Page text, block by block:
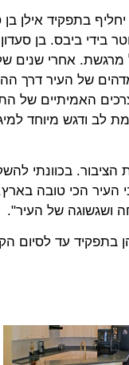
בתפקיד אילן בן
בידי ביבס. בן
מרגשת. אחרי שנים
של העיר דרך
האמיתיים של
לב ודגש מיוחד
הציבור. בכוונתי
העיר הכי טובה
ושגשוגה של העיר".
בתפקיד עד לסיום